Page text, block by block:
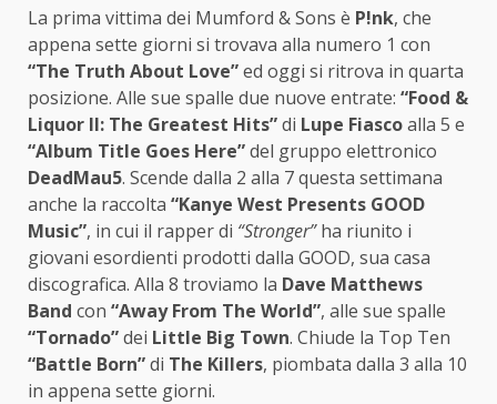
La prima vittima dei Mumford & Sons è P!nk, che
appena sette giorni si trovava alla numero 1 con
“The Truth About Love”ed oggi si ritrova in quarta
posizione. Alle sue spalle due nuove entrate: “Food &
Liquor II: The Greatest Hits”di Lupe Fiascoalla 5 e
“Album Title Goes Here”del gruppo elettronico
DeadMau5. Scende dalla 2 alla 7 questa settimana
anche la raccolta “Kanye West Presents GOOD
Music”, in cui il rapper di “Stronger”ha riunito i
giovani esordienti prodotti dalla GOOD, sua casa
discografica. Alla 8 troviamo la Dave Matthews
Band con “Away From The World”, alle sue spalle
“Tornado”dei Little Big Town. Chiude la Top Ten
“Battle Born”di The Killers, piombata dalla 3 alla 10
in appena sette giorni.